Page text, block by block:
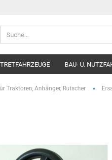
TRETFAHRZEUGE BAU- U.
Traktoren, Anhänger, Rutscher »